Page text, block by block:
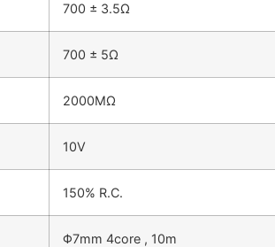
700 ± 3.5Ω
700 ± 5Ω
2000MΩ
10V
150% R.C.
Φ7mm 4core , 10m